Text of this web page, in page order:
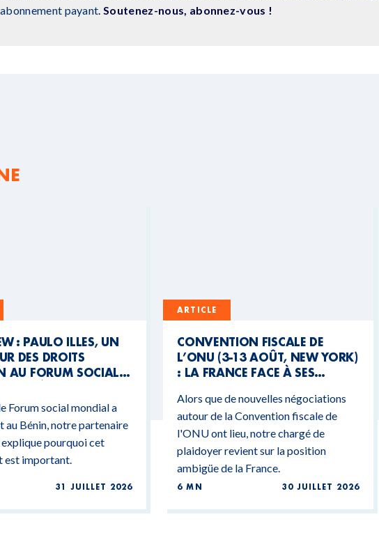
abonnement payant.Soutenez-nous, abonnez-vous !
: PAULO ILLES, UN
DES DROITS
AU FORUM SOCIAL
Forum social mondial a
au Bénin, notre partenaire
explique pourquoi cet
est important.
31 JUILLET 2026
ARTICLE
CONVENTION FISCALE DE
L’ONU (3-13 AOÛT, NEW YORK)
: LA FRANCE FACE À SES
BUDGÉTAIRES
Alors que de nouvelles négociations
autour de la Convention fiscale de
l'ONU ont lieu, notre chargé de
plaidoyer revient sur la position
ambigüe de la France.
6 MN 30 JUILLET 2026